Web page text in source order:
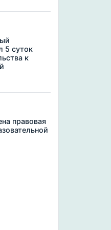
5 суток
к
правовая